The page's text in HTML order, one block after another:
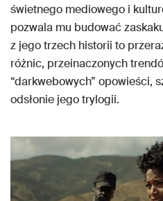
świetnego mediowego i
pozwala mu budować
z jego trzech historii to
różnic, przeinaczonych
“darkwebowych” opowieści,
odsłonie jego trylogii.